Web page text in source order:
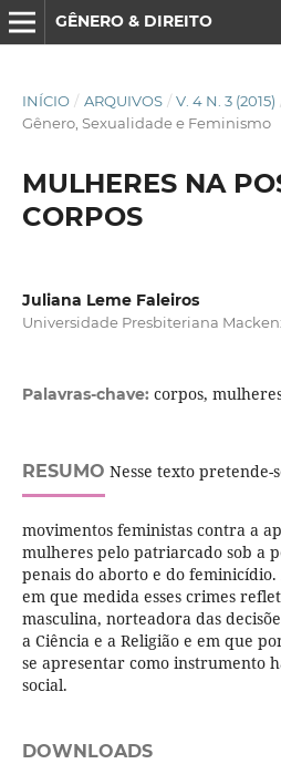
GÊNERO & DIREITO
INÍCIO / ARQUIVOS / V. 4 N. 3 (2015)
Gênero, Sexualidade e Feminismo
MULHERES NA
CORPOS
Juliana Leme Faleiros
Universidade Presbiteriana
Palavras-chave: corpos,
RESUMO Nesse texto
movimentos feministas contra a
mulheres pelo patriarcado sob a
penais do aborto e do
em que medida esses crimes
masculina, norteadora das
a Ciência e a Religião e em que
se apresentar como instrumento
social.
DOWNLOADS